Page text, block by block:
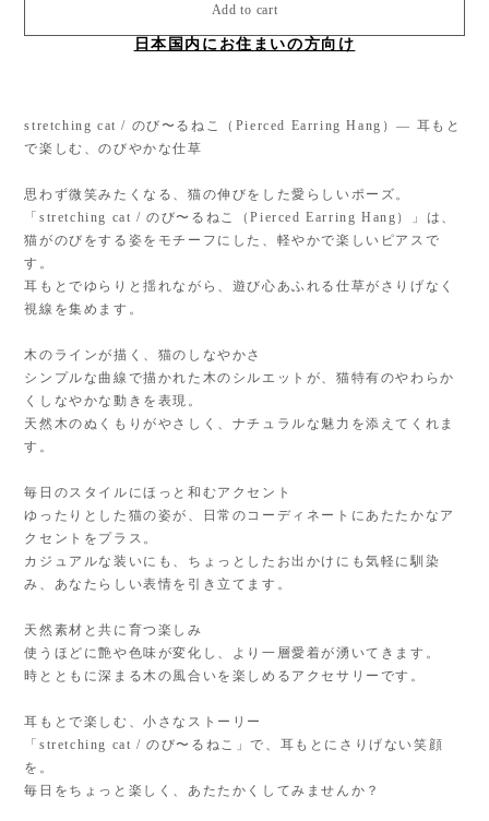
Add to cart
日本国内にお住まいの方向け
stretching cat / のび〜るねこ（Pierced Earring Hang）— 耳もと
で楽しむ、のびやかな仕草
思わず微笑みたくなる、猫の伸びをした愛らしいポーズ。
「stretching cat / のび〜るねこ（Pierced Earring Hang）」は、
猫がのびをする姿をモチーフにした、軽やかで楽しいピアスで
す。
耳もとでゆらりと揺れながら、遊び心あふれる仕草がさりげなく
視線を集めます。
木のラインが描く、猫のしなやかさ
シンプルな曲線で描かれた木のシルエットが、猫特有のやわらか
くしなやかな動きを表現。
天然木のぬくもりがやさしく、ナチュラルな魅力を添えてくれま
す。
毎日のスタイルにほっと和むアクセント
ゆったりとした猫の姿が、日常のコーディネートにあたたかなア
クセントをプラス。
カジュアルな装いにも、ちょっとしたお出かけにも気軽に馴染
み、あなたらしい表情を引き立てます。
天然素材と共に育つ楽しみ
使うほどに艶や色味が変化し、より一層愛着が湧いてきます。
時とともに深まる木の風合いを楽しめるアクセサリーです。
耳もとで楽しむ、小さなストーリー
「stretching cat / のび〜るねこ」で、耳もとにさりげない笑顔
を。
毎日をちょっと楽しく、あたたかくしてみませんか？